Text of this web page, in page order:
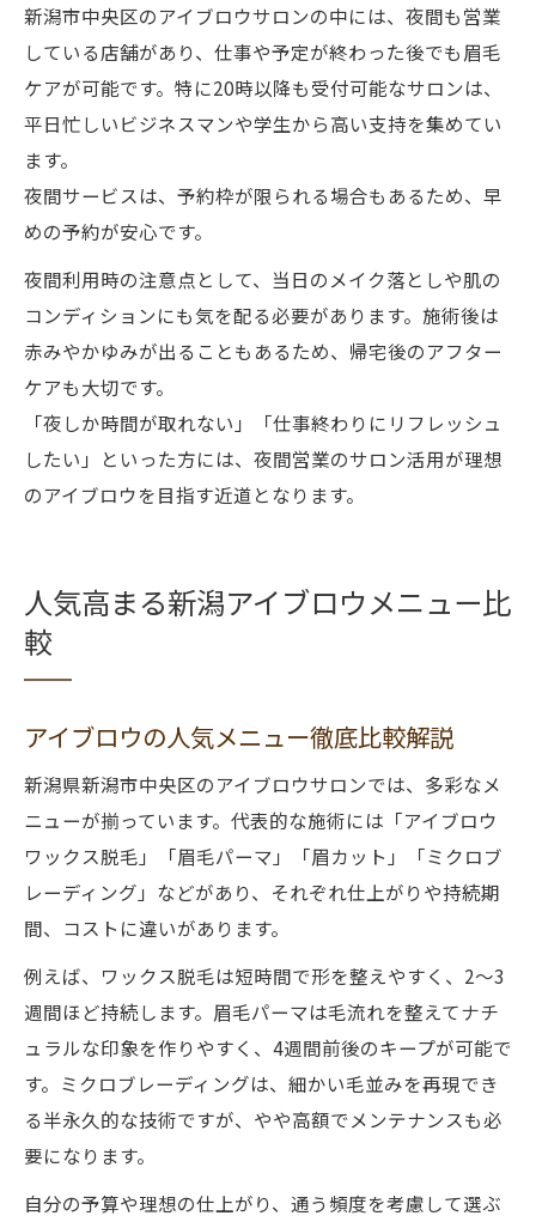
新潟市中央区のアイブロウサロンの中には、夜間も営業
している店舗があり、仕事や予定が終わった後でも眉毛
ケアが可能です。特に20時以降も受付可能なサロンは、
平日忙しいビジネスマンや学生から高い支持を集めてい
ます。
夜間サービスは、予約枠が限られる場合もあるため、早
めの予約が安心です。
夜間利用時の注意点として、当日のメイク落としや肌の
コンディションにも気を配る必要があります。施術後は
赤みやかゆみが出ることもあるため、帰宅後のアフター
ケアも大切です。
「夜しか時間が取れない」「仕事終わりにリフレッシュ
したい」といった方には、夜間営業のサロン活用が理想
のアイブロウを目指す近道となります。
人気高まる新潟アイブロウメニュー比
較
アイブロウの人気メニュー徹底比較解説
新潟県新潟市中央区のアイブロウサロンでは、多彩なメ
ニューが揃っています。代表的な施術には「アイブロウ
ワックス脱毛」「眉毛パーマ」「眉カット」「ミクロブ
レーディング」などがあり、それぞれ仕上がりや持続期
間、コストに違いがあります。
例えば、ワックス脱毛は短時間で形を整えやすく、2〜3
週間ほど持続します。眉毛パーマは毛流れを整えてナチ
ュラルな印象を作りやすく、4週間前後のキープが可能で
す。ミクロブレーディングは、細かい毛並みを再現でき
る半永久的な技術ですが、やや高額でメンテナンスも必
要になります。
自分の予算や理想の仕上がり、通う頻度を考慮して選ぶ